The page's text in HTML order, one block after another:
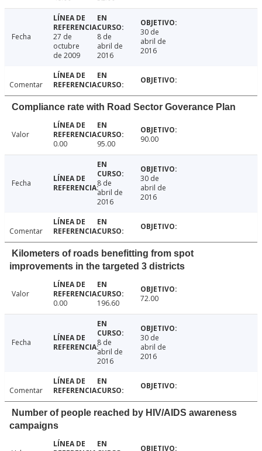
Fecha
27 de
octubre
de 2009
8 de
abril de
2016
30 de
abril de
2016
Comentar
Compliance rate with Road Sector Goverance Plan
Valor
0.00
95.00 90.00
Fecha
8 de
abril de
2016
30 de
abril de
2016
Comentar
Kilometers of roads benefitting from spot
improvements in the targeted 3 districts
Valor
0.00
196.60 72.00
Fecha
8 de
abril de
2016
30 de
abril de
2016
Comentar
Number of people reached by HIV/AIDS awareness
campaigns